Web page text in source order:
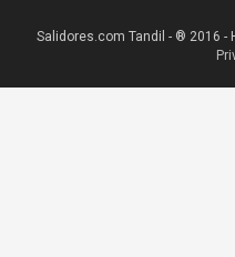
Salidores.com Tandil - ® 2016 -